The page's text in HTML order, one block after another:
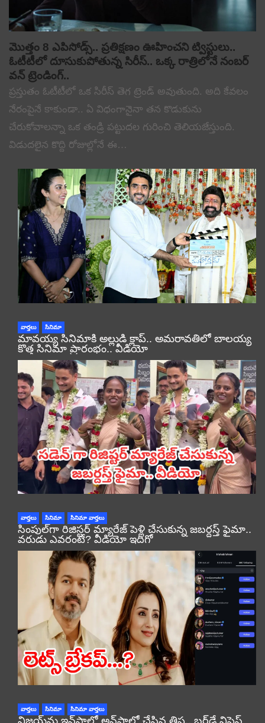
మొత్తం 8 ఎపిసోడ్స్.. ప్రతిక్షణం ఊహించని ట్విస్టులు..
ఓటీటీలో దూసుకుపోతున్న సిరీస్.. ఒక్క రాత్రిలోనే నంబర్
వన్ ట్రెండింగ్..
ప్రస్తుతం ఓటీటీలో ఒక సిరీస్ తెగ ట్రెండ్ అవుతుంది. అది కేవలం
నేరంపైనే కాకుండా.. ఏ విధంగానైనా తన కొడుకును
చేరుకోవాలన్నా ఒక తండ్రి పట్టుదల గురించి తెలియజేస్తుంది.
విడుదలైన కొద్ది రోజుల్లోనే ఈ…
వార్తలు సినిమా
మావయ్య సినిమాకి అల్లుడి క్లాప్.. అమరావతిలో బాలయ్య
కొత్త సినిమా ప్రారంభం.. వీడియో
వార్తలు సినిమా సినిమా వార్తలు
సింపుల్‌గా రిజిస్టర్‌ మ్యారేజ్ పెళ్లి చేసుకున్న జబర్దస్త్ ఫైమా..
వరుడు ఎవరంటే? వీడియో ఇదిగో
వార్తలు సినిమా సినిమా వార్తలు
విజయ్‌ను ఇన్‌స్టాలో అన్‌ఫాలో చేసిన త్రిష.. బర్త్‌డే విషెస్